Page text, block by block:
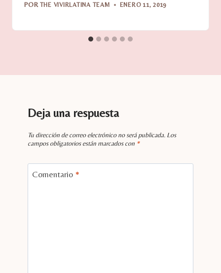
POR THE VIVIRLATINA TEAM ENERO 11, 2019
Deja una respuesta
Tu dirección de correo electrónico no será publicada. Los
campos obligatorios están marcados con *
Comentario *